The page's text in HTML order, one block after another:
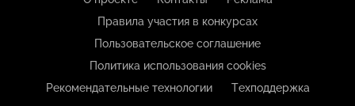
Правила участия в конкурсах
Пользовательское соглашение
Политика использования cookies
Рекомендательные технологии
Техподдержка